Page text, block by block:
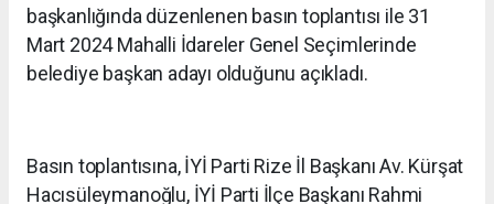
başkanlığında düzenlenen basın toplantısı ile 31
Mart 2024 Mahalli İdareler Genel Seçimlerinde
belediye başkan adayı olduğunu açıkladı.
Basın toplantısına, İYİ Parti Rize İl Başkanı Av. Kürşat
Hacısüleymanoğlu, İYİ Parti İlçe Başkanı Rahmi